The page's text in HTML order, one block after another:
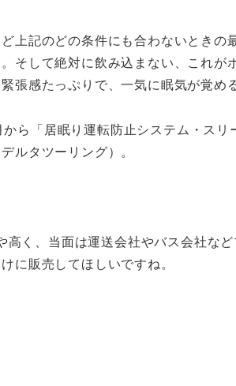
上記のどの条件にも合わないとき
そして絶対に飲み込まない、これが
張感たっぷりで、一気に眠気が覚め
ら「居眠り運転防止システム・スリ
ルタツーリング）。
く、当面は運送会社やバス会社な
に販売してほしいですね。